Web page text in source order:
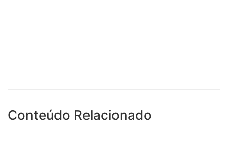
Conteúdo Relacionado